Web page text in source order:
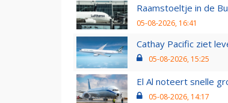
Raamstoeltje in de
05-08-2026, 16:41
Cathay Pacific ziet
05-08-2026, 15:25
El Al noteert snelle
05-08-2026, 14:17